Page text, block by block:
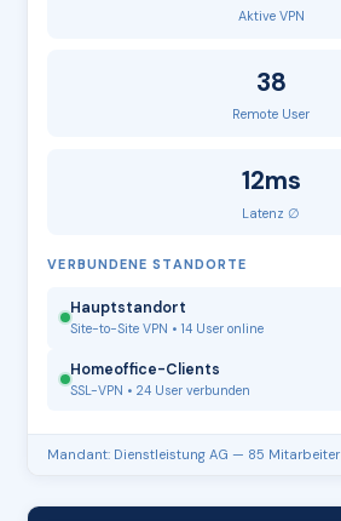
Aktive VPN
38
Remote User
12ms
Latenz ∅
VERBUNDENE STANDORTE
Hauptstandort
Site-to-Site VPN • 14 User online
Homeoffice-Clients
SSL-VPN • 24 User verbunden
Mandant: Dienstleistung AG — 85 Mitarbeiter